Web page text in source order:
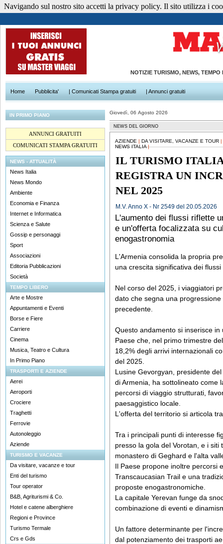
NOTIZIE TURISMO, NEWS,
Home Pubblicita' | Comunicati Stampa gratuiti | Annunci gratuiti
IN PRIMO PIANO
ANNUNCI GRATUITI
COMUNICATI STAMPA GRATUITI
NEWS - ATTUALITÀ
News Italia
News Mondo
Ambiente
Economia e Finanza
Internet e Informatica
Scienza e Salute
Gossip e personaggi
Sport
Associazioni
Editoria Pubblicazioni
Società
TEMPO LIBERO
Arte e Mostre
Appuntamenti e Eventi
Borse e Fiere
Carriere
Cinema
Musica, Teatro e Cultura
In Primo Piano
TRASPORTI E AZIENDE
Aerei
Aeroporti
Crociere
Traghetti
Ferrovie
Autonoleggio
Aziende
TURISMO E VACANZE
Da visitare, vacanze e tour
Enti del turismo
Tour operator
B&B, Agriturismi & Co.
Hotel e catene alberghiere
Regioni e Province
Turismo Termale
Crs e Gds
Giovedì, 06 Agosto 2026
NEWS DEL GIORNO
AZIENDE | DA VISITARE, VACANZE E TOUR |
NEWS ITALIA|
IL TURISMO
REGISTRA UN
NEL 2025
M.V. Anno X - Nr 2549 del 20.05.2026
L'aumento dei flussi riflette
e un'offerta focalizzata su
enogastronomia
L'Armenia consolida la propria
una crescita significativa dei flussi
Nel corso del 2025, i viaggiatori
dato che segna una
precedente.
Questo andamento si inserisce
Paese che, nel primo trimestre
18,2% degli arrivi internazionali
del 2025.
Lusine Gevorgyan, presidente
di Armenia, ha sottolineato come
percorsi di viaggio strutturati,
paesaggistico locale.
L'offerta del territorio si articola
Tra i principali punti di interesse
presso la gola del Vorotan, e i siti
monastero di Geghard e l'alta
Il Paese propone inoltre percorsi
Transcaucasian Trail e una
proposte enogastronomiche.
La capitale Yerevan funge da
combinazione di eventi e
Un fattore determinante per
dal potenziamento dei trasporti
Navigando sul nostro sito accetti la privacy policy. Il sito utilizza i